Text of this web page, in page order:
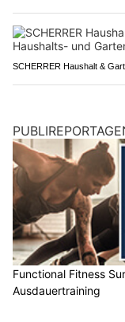
SCHERRER Haushalt &
Functional Fitness
Ausdauertraining